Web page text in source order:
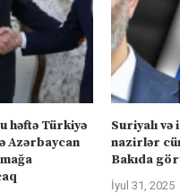
həftə Türkiyə
Azərbaycan
Suriyalı
nazirlər
Bakıda
İyul 31, 2025